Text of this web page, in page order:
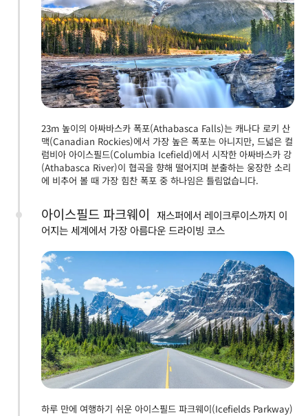
23m 높이의 아싸바스카 폭포(Athabasca Falls)는 캐나다 로키 산
맥(Canadian Rockies)에서 가장 높은 폭포는 아니지만, 드넓은 컬
럼비아 아이스필드(Columbia Icefield)에서 시작한 아싸바스카 강
(Athabasca River)이 협곡을 향해 떨어지며 분출하는 웅장한 소리
에 비추어 볼 때 가장 힘찬 폭포 중 하나임은 틀림없습니다.
아이스필드 파크웨이 재스퍼에서 레이크루이스까지 이
어지는 세계에서 가장 아름다운 드라이빙 코스
하루 만에 여행하기 쉬운 아이스필드 파크웨이(Icefields Parkway)